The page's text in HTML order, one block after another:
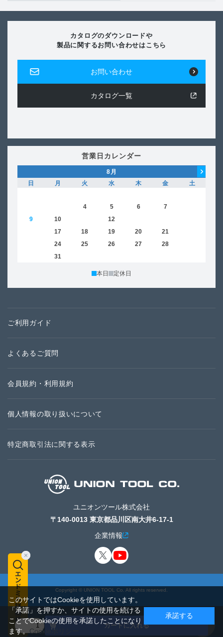
カタログのダウンロードや
製品に関するお問い合わせはこちら
お問い合わせ
カタログ一覧
営業日カレンダー
8 月
日
月 火 水 木 金
土
4 5 6 7
9
10 12
17 18 19 20 21
24 25 26 27 28
31
本日 定休日
ご利用ガイド
よくあるご質問
会員規約・利用規約
個人情報の取り扱いについて
特定商取引法に関する表示
ユニオンツール株式会社
〒140-0013 東京都品川区南大井6-17-1
企業情報
Copyright © UNION TOOL Co. All rights reserved.
このサイトではCookieを使用しています。
「承諾」を押すか、サイトの使用を続ける
ことでCookieの使用を承諾したことになり
ます。Cookieポリシー
承諾する
カートに入れる